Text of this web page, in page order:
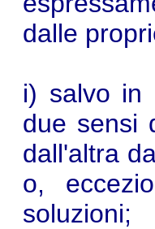
dalle
i) salvo in
due sensi
dall'altra
o,
soluzioni;